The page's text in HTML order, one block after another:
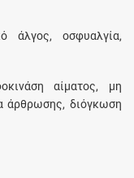
άλγος, οσφυαλγία,
αίματος, μη
άρθρωσης, διόγκωση